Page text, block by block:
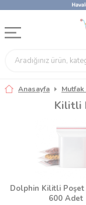
Anasayfa
Kilitli
Dolphin Kilitli Poşet
600 Adet